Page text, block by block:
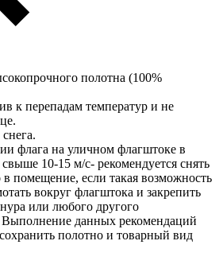
полотна (100%
к перепадам температур и не
снега.
флага на уличном флагштоке в
10-15 м/с- рекомендуется снять
в помещение, если такая возможность
вокруг флагштока и закрепить
или любого другого
Выполнение данных рекомендаций
полотно и товарный вид